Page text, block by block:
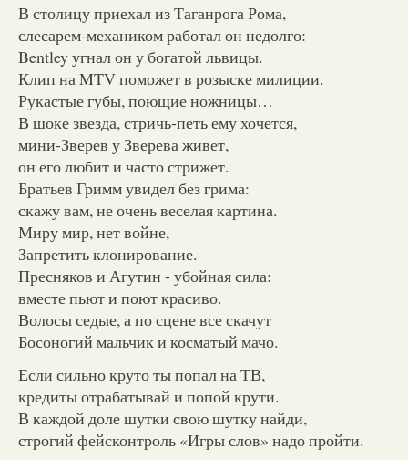
В столицу приехал из Таганрога Рома,
слесарем-механиком работал он недолго:
Bentley угнал он у богатой львицы.
Клип на MTV поможет в розыске милиции.
Рукастые губы, поющие ножницы…
В шоке звезда, стричь-петь ему хочется,
мини-Зверев у Зверева живет,
он его любит и часто стрижет.
Братьев Гримм увидел без грима:
скажу вам, не очень веселая картина.
Миру мир, нет войне,
Запретить клонирование.
Пресняков и Агутин - убойная сила:
вместе пьют и поют красиво.
Волосы седые, а по сцене все скачут
Босоногий мальчик и косматый мачо.
Если сильно круто ты попал на ТВ,
кредиты отрабатывай и попой крути.
В каждой доле шутки свою шутку найди,
строгий фейсконтроль «Игры слов» надо пройти.